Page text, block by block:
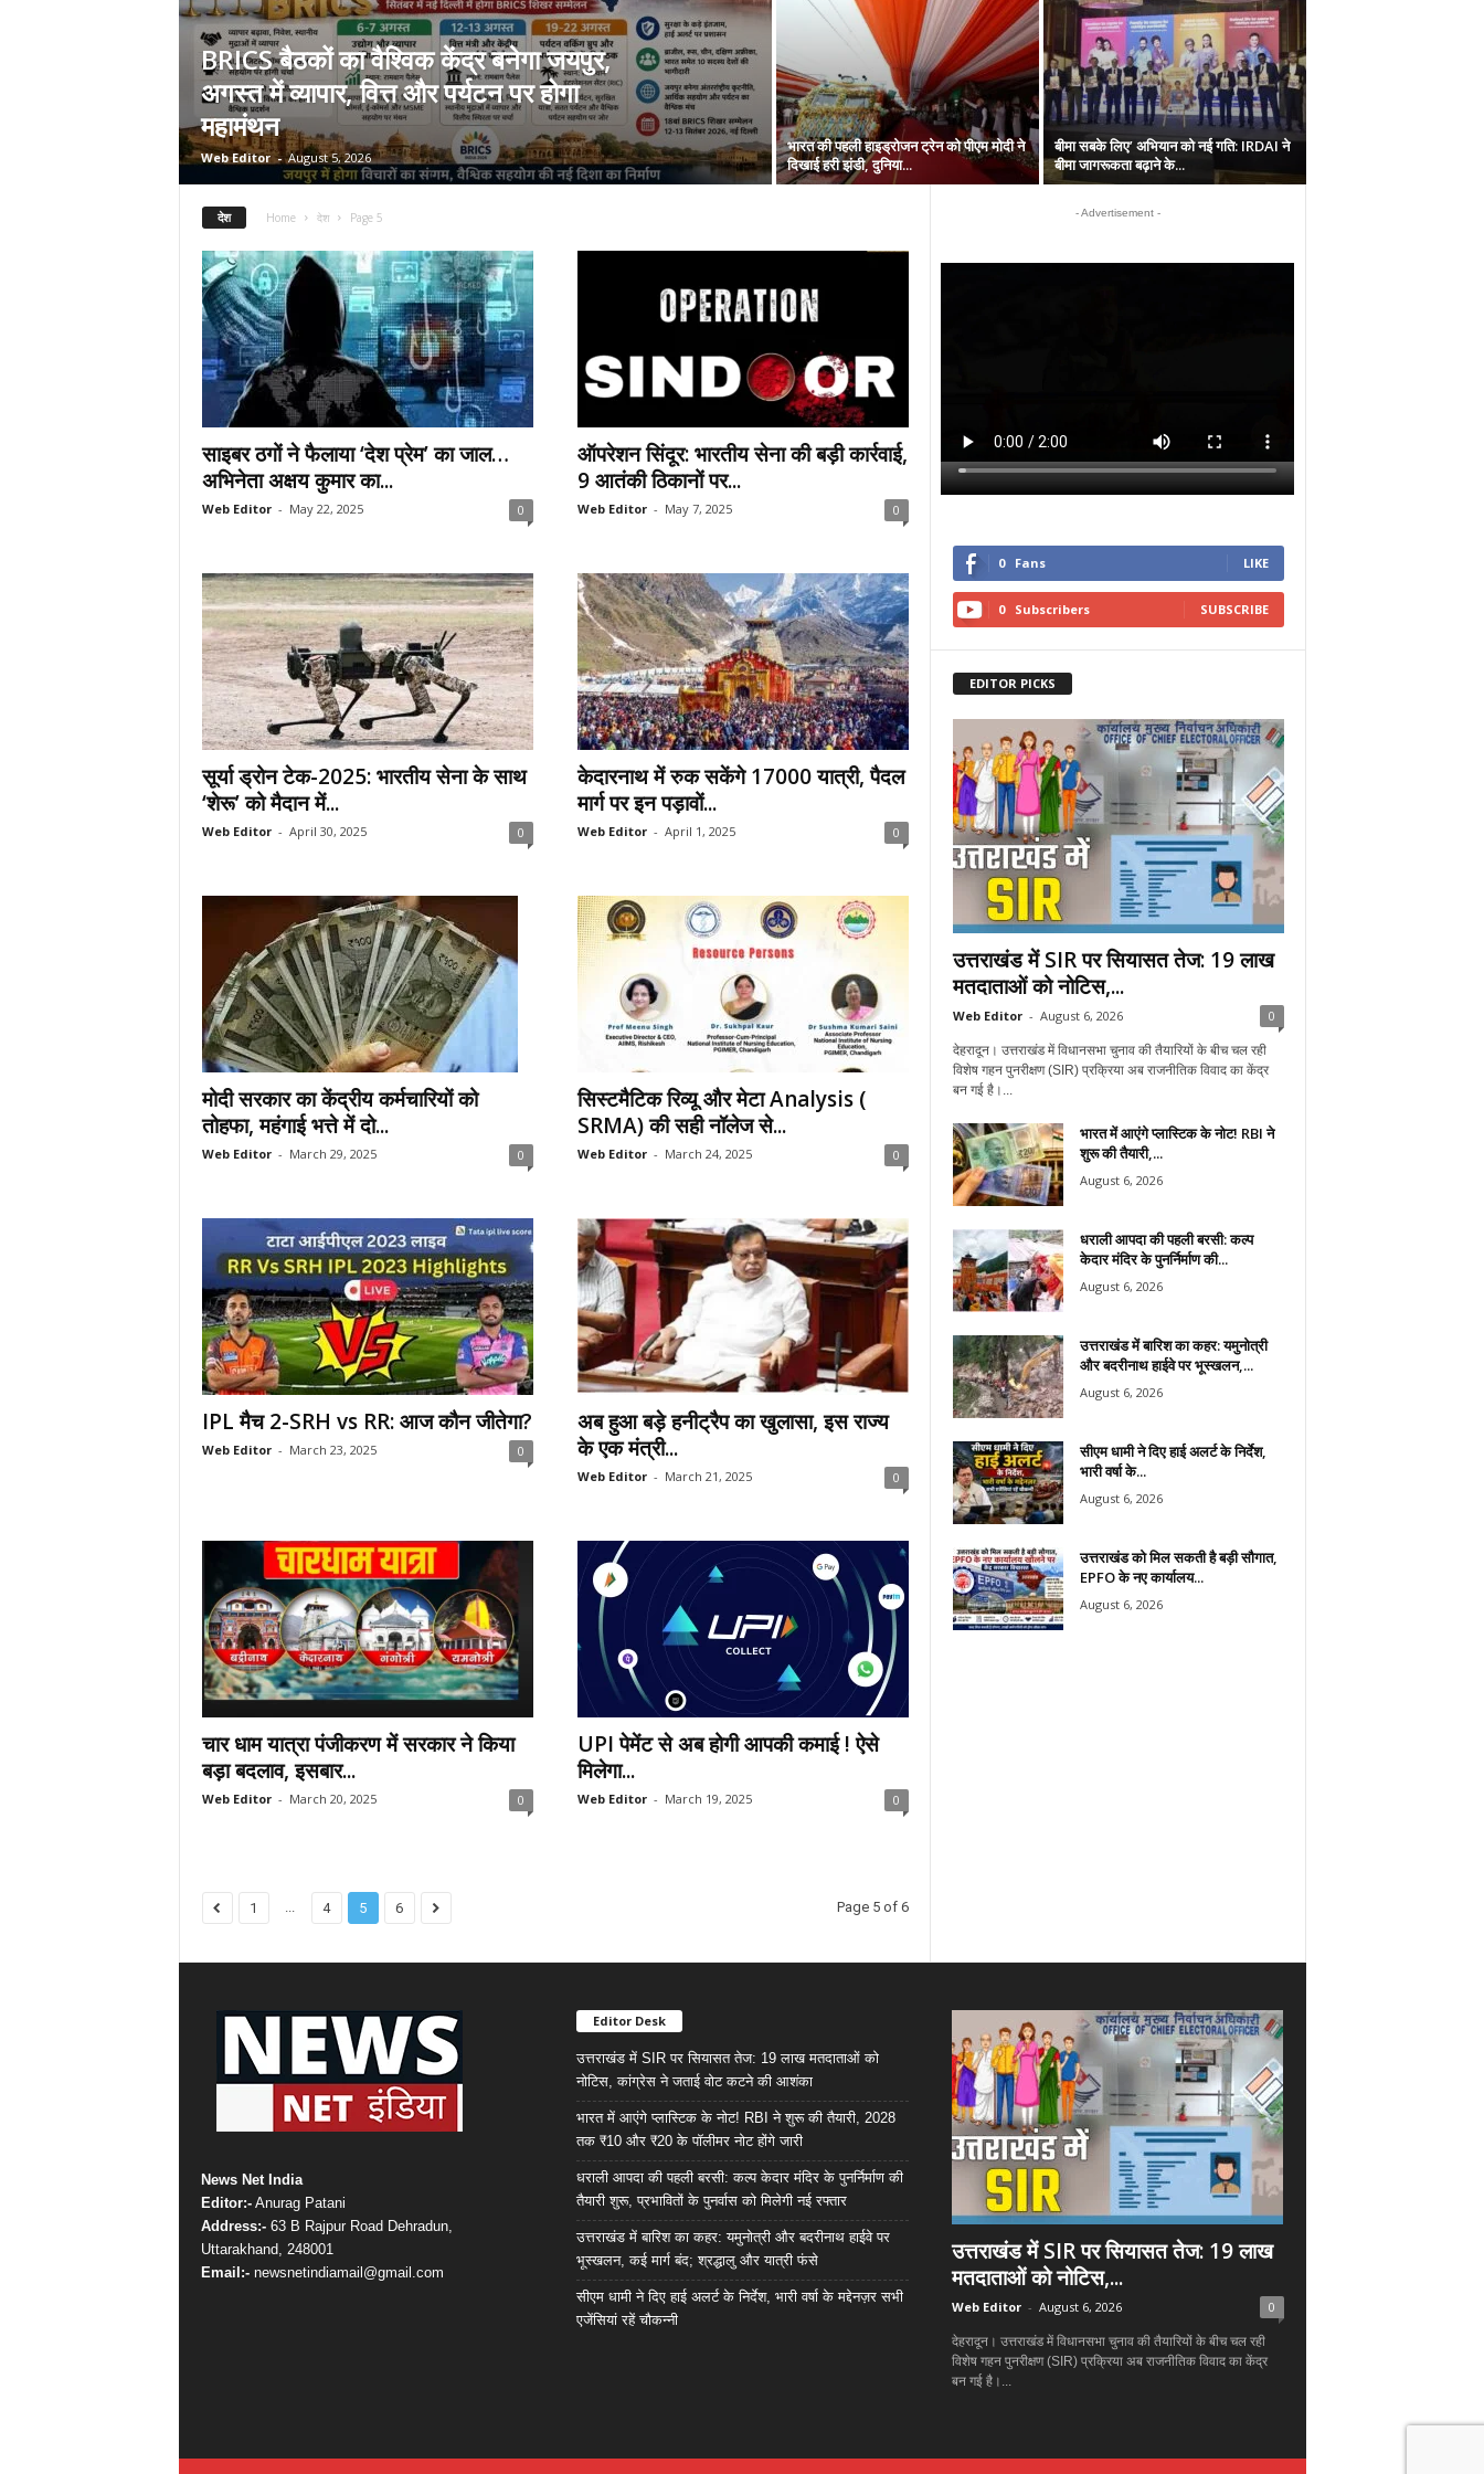
.
BRICS बैठकों का वैश्विक केंद्र बनेगा जयपुर,
अगस्त में व्यापार, वित्त और पर्यटन पर होगा
महामंथन
Web Editor - August 5, 2026
भारत की पहली हाइड्रोजन ट्रेन को पीएम मोदी ने
दिखाई हरी झंडी, दुनिया...
बीमा सबके लिए’ अभियान को नई गति: IRDAI ने
बीमा जागरूकता बढ़ाने के...
देश Home देश Page 5
साइबर ठगों ने फैलाया ‘देश प्रेम’ का जाल…
अभिनेता अक्षय कुमार का...
Web Editor - May 22, 2025 0
ऑपरेशन सिंदूर: भारतीय सेना की बड़ी कार्रवाई,
9 आतंकी ठिकानों पर...
Web Editor - May 7, 2025 0
सूर्या ड्रोन टेक-2025: भारतीय सेना के साथ
‘शेरू’ को मैदान में...
Web Editor - April 30, 2025 0
केदारनाथ में रुक सकेंगे 17000 यात्री, पैदल
मार्ग पर इन पड़ावों...
Web Editor - April 1, 2025 0
मोदी सरकार का केंद्रीय कर्मचारियों को
तोहफा, महंगाई भत्ते में दो...
Web Editor - March 29, 2025 0
सिस्टमैटिक रिव्यू और मेटा Analysis (
SRMA) की सही नॉलेज से...
Web Editor - March 24, 2025 0
IPL मैच 2-SRH vs RR: आज कौन जीतेगा?
Web Editor - March 23, 2025 0
अब हुआ बड़े हनीट्रैप का खुलासा, इस राज्य
के एक मंत्री...
Web Editor - March 21, 2025 0
चार धाम यात्रा पंजीकरण में सरकार ने किया
बड़ा बदलाव, इसबार...
Web Editor - March 20, 2025 0
UPI पेमेंट से अब होगी आपकी कमाई ! ऐसे
मिलेगा...
Web Editor - March 19, 2025 0
1 ... 4 5 6 Page 5 of 6
- Advertisement -
0 Fans LIKE
0 Subscribers SUBSCRIBE
EDITOR PICKS
उत्तराखंड में SIR पर सियासत तेज: 19 लाख
मतदाताओं को नोटिस,...
Web Editor - August 6, 2026 0
देहरादून। उत्तराखंड में विधानसभा चुनाव की तैयारियों के बीच चल रही
विशेष गहन पुनरीक्षण (SIR) प्रक्रिया अब राजनीतिक विवाद का केंद्र
बन गई है।...
भारत में आएंगे प्लास्टिक के नोट! RBI ने
शुरू की तैयारी,...
August 6, 2026
धराली आपदा की पहली बरसी: कल्प
केदार मंदिर के पुनर्निर्माण की...
August 6, 2026
उत्तराखंड में बारिश का कहर: यमुनोत्री
और बदरीनाथ हाईवे पर भूस्खलन,...
August 6, 2026
सीएम धामी ने दिए हाई अलर्ट के निर्देश,
भारी वर्षा के...
August 6, 2026
उत्तराखंड को मिल सकती है बड़ी सौगात,
EPFO के नए कार्यालय...
August 6, 2026
News Net India
Editor:-Anurag Patani
Address:-63 B Rajpur Road Dehradun,
Uttarakhand, 248001
Email:-newsnetindiamail@gmail.com
Editor Desk
उत्तराखंड में SIR पर सियासत तेज: 19 लाख मतदाताओं को
नोटिस, कांग्रेस ने जताई वोट कटने की आशंका
भारत में आएंगे प्लास्टिक के नोट! RBI ने शुरू की तैयारी, 2028
तक ₹10 और ₹20 के पॉलीमर नोट होंगे जारी
धराली आपदा की पहली बरसी: कल्प केदार मंदिर के पुनर्निर्माण की
तैयारी शुरू, प्रभावितों के पुनर्वास को मिलेगी नई रफ्तार
उत्तराखंड में बारिश का कहर: यमुनोत्री और बदरीनाथ हाईवे पर
भूस्खलन, कई मार्ग बंद; श्रद्धालु और यात्री फंसे
सीएम धामी ने दिए हाई अलर्ट के निर्देश, भारी वर्षा के मद्देनज़र सभी
एजेंसियां रहें चौकन्नी
उत्तराखंड में SIR पर सियासत तेज: 19 लाख
मतदाताओं को नोटिस,...
Web Editor - August 6, 2026 0
देहरादून। उत्तराखंड में विधानसभा चुनाव की तैयारियों के बीच चल रही
विशेष गहन पुनरीक्षण (SIR) प्रक्रिया अब राजनीतिक विवाद का केंद्र
बन गई है।...